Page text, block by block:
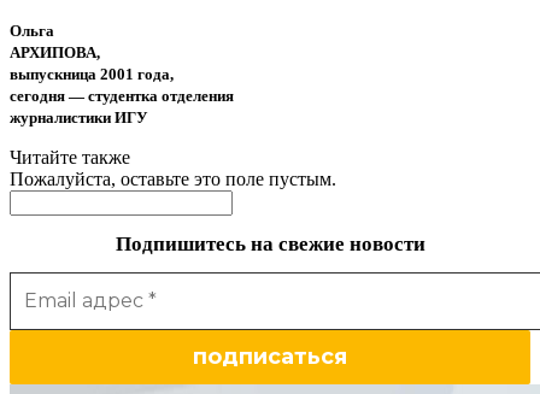
Ольга
АРХИПОВА,
выпускница 2001 года,
сегодня — студентка отделения
журналистики ИГУ
Читайте также
Пожалуйста, оставьте это поле пустым.
Подпишитесь на свежие новости